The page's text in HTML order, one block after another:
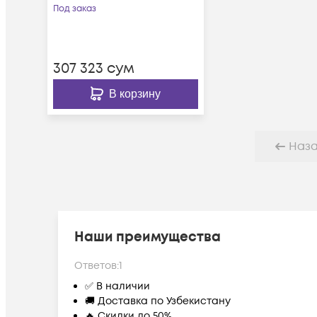
Под заказ
307 323 сум
В корзину
Наши преимущества
Ответов:1
✅ В наличии
🚚 Доставка по Узбекистану